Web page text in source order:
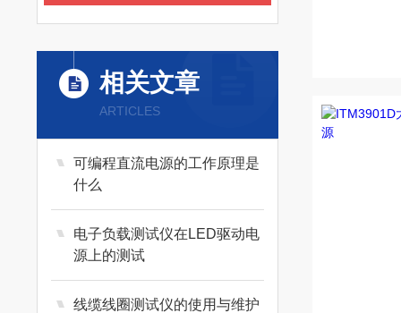
相关文章
ARTICLES
可编程直流电源的工作原理是
什么
电子负载测试仪在LED驱动电
源上的测试
线缆线圈测试仪的使用与维护